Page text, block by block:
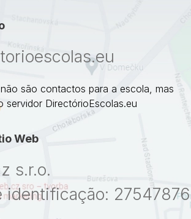
são contactos para a escola, mas
servidor DirectórioEscolas.eu
Web
s.r.o.
identificação: 27547876